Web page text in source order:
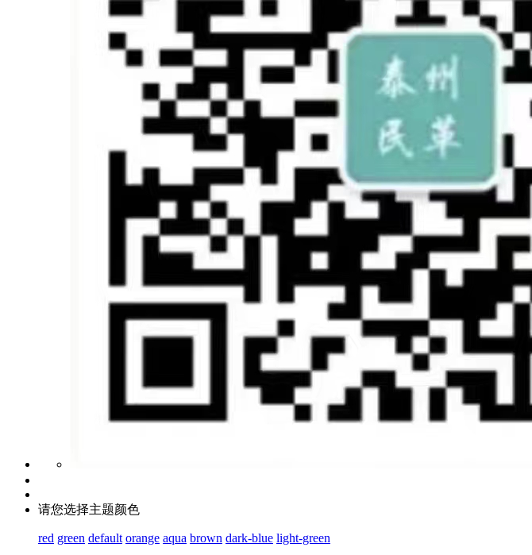
请您选择主题颜色
red green default orange aqua brown dark-blue light-green